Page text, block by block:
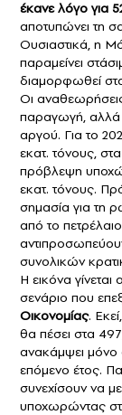
έκανε λόγο για
αποτυπώνει τη
Ουσιαστικά, η
παραμείνει
διαμορφωθεί
Οι
παραγωγή, αλλά
αργού. Για το
εκατ. τόνους,
πρόβλεψη
εκατ. τόνους.
σημασία για τη
από το
συνολικών
Η εικόνα
σενάριο που
Οικονομίας.
θα πέσει στα
ανακάμψει μόνο
επόμενο έτος.
συνεχίσουν να
υποχωρώντας